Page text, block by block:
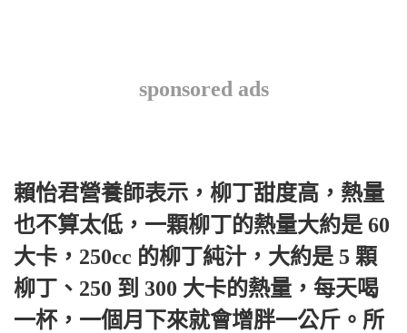
sponsored ads
賴怡君營養師表示，柳丁甜度高，熱量
也不算太低，一顆柳丁的熱量大約是 60
大卡，250cc 的柳丁純汁，大約是 5 顆
柳丁、250 到 300 大卡的熱量，每天喝
一杯，一個月下來就會增胖一公斤。所